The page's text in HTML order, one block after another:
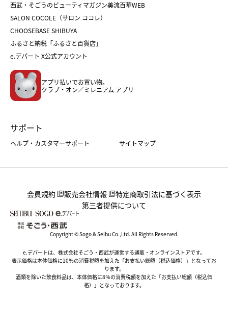
ホワイトデー
バレンタイン
ホワイトデー
おせち
フード
ホーム・キッチン＆アート
西武・そごうのビューティマガジン美流百華WEB
SALON COCOLE（サロン ココレ）
CHOOSEBASE SHIBUYA
ふるさと納税「ふるさと百貨店」
e.デパート X公式アカウント
アプリ払いでお買い物。
クラブ・オン／ミレニアム アプリ
サポート
ヘルプ・カスタマーサポート サイトマップ
会員規約 販売会社情報
特定商取引法に基づく表示
第三者提供について
Copyright © Sogo & Seibu Co.,Ltd. All Rights Reserved.
e.デパートは、株式会社そごう・西武が運営する通販・オンラインストアです。
表示価格は本体価格に10％の消費税額を加えた「お支払い総額（税込価格）」となってお
ります。
酒類を除いた飲食料品は、本体価格に8％の消費税額を加えた「お支払い総額（税込価
格）」となっております。